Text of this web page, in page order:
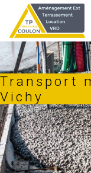
Transport
Vichy
Panneau de gestion